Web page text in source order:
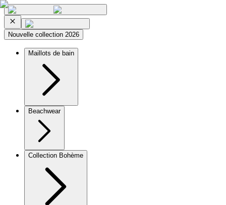
Nouvelle collection 2026
Maillots de bain
Beachwear
Collection Bohème